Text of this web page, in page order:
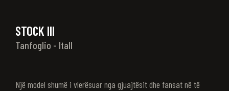
STOCK III
Tanfoglio - ItalI
Një model shumë i vlerësuar nga gjuajtësit dhe fansat në të